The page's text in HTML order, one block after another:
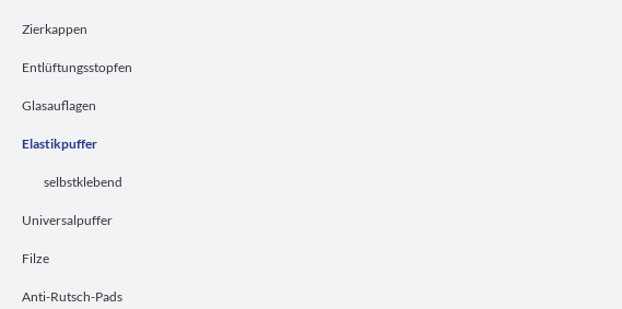
Zierkappen
Entlüftungsstopfen
Glasauflagen
Elastikpuffer
selbstklebend
Universalpuffer
Filze
Anti-Rutsch-Pads